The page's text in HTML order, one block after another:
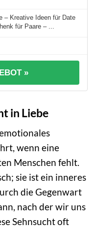
– Kreative Ideen für Date
für Paare – ...
»
in Liebe
wenn eine
Menschen fehlt.
sie ist ein inneres
die Gegenwart
nach der wir uns
Sehnsucht oft